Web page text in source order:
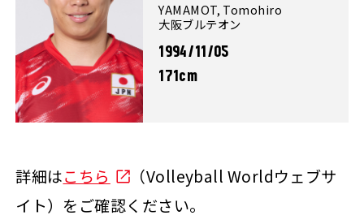
YAMAMOT, Tomohiro
大阪ブルテオン
1994/11/05
171cm
詳細はこちら
（Volleyball Worldウェブサ
イト）をご確認ください。